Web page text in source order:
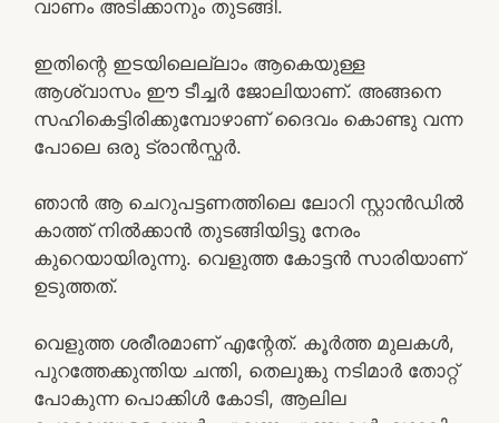
വാണം അടിക്കാനും തുടങ്ങി.
ഇതിന്റെ ഇടയിലെല്ലാം ആകെയുള്ള
ആശ്വാസം ഈ ടീച്ചർ ജോലിയാണ്. അങ്ങനെ
സഹികെട്ടിരിക്കുമ്പോഴാണ് ദൈവം കൊണ്ടു വന്ന
പോലെ ഒരു ട്രാൻസ്ഫർ.
ഞാൻ ആ ചെറുപട്ടണത്തിലെ ലോറി സ്റ്റാൻഡിൽ
കാത്ത് നിൽക്കാൻ തുടങ്ങിയിട്ടു നേരം
കുറെയായിരുന്നു. വെളുത്ത കോട്ടൻ സാരിയാണ്
ഉടുത്തത്.
വെളുത്ത ശരീരമാണ് എന്റേത്. കൂർത്ത മുലകൾ,
പുറത്തേക്കുന്തിയ ചന്തി, തെലുങ്കു നടിമാർ തോറ്റ്
പോകുന്ന പൊക്കിൾ കോടി, ആലില